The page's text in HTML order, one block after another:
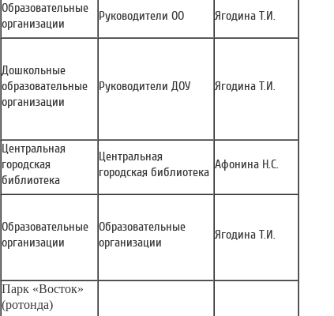
Образовательные
организации
Руководители ОО Ягодина Т.И.
Дошкольные
образовательные
организации
Руководители ДОУ Ягодина Т.И.
Центральная
городская
библиотека
Центральная
городская библиотека
Афонина Н.С.
Образовательные
организации
Образовательные
организации
Ягодина Т.И.
Парк «Восток»
(ротонда)